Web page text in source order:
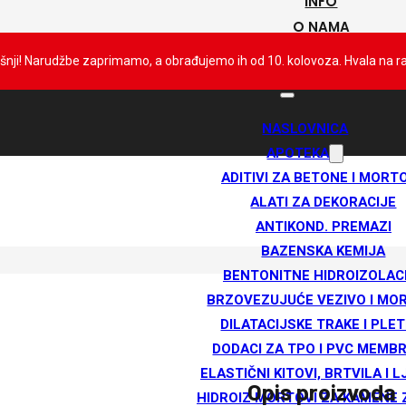
Narudžbe zaprimamo, a obrađujemo ih od 10. kolovoza. Hvala na
O NAMA
KONTAKT
NASLOVNICA
APOTEKA
ADITIVI ZA BETONE I
ALATI ZA DEKORACIJE
ANTIKOND. PREMAZI
BAZENSKA KEMIJA
BENTONITNE
BRZOVEZUJUĆE VEZIVO I
DILATACIJSKE TRAKE I
DODACI ZA TPO I PVC
ELASTIČNI KITOVI, BRTVILA I
HIDROIZ MORTOVI ZA KAMENE
Opis proizvoda